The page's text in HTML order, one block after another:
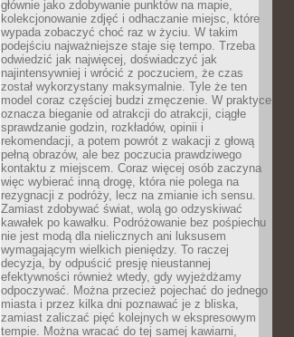
głównie jako zdobywanie punktów na mapie,
kolekcjonowanie zdjęć i odhaczanie miejsc, które
wypada zobaczyć choć raz w życiu. W takim
podejściu najważniejsze staje się tempo. Trzeba
odwiedzić jak najwięcej, doświadczyć jak
najintensywniej i wrócić z poczuciem, że czas
został wykorzystany maksymalnie. Tyle że ten
model coraz częściej budzi zmęczenie. W praktyce
oznacza bieganie od atrakcji do atrakcji, ciągłe
sprawdzanie godzin, rozkładów, opinii i
rekomendacji, a potem powrót z wakacji z głową
pełną obrazów, ale bez poczucia prawdziwego
kontaktu z miejscem. Coraz więcej osób zaczyna
więc wybierać inną drogę, która nie polega na
rezygnacji z podróży, lecz na zmianie ich sensu.
Zamiast zdobywać świat, wolą go odzyskiwać
kawałek po kawałku. Podróżowanie bez pośpiechu
nie jest modą dla nielicznych ani luksusem
wymagającym wielkich pieniędzy. To raczej
decyzja, by odpuścić presję nieustannej
efektywności również wtedy, gdy wyjeżdżamy
odpoczywać. Można przecież pojechać do jednego
miasta i przez kilka dni poznawać je z bliska,
zamiast zaliczać pięć kolejnych w ekspresowym
tempie. Można wracać do tej samej kawiarni,